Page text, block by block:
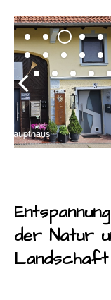
derNatur